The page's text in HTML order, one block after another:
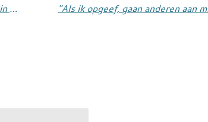
Hoe mijn heldhaftigheid de lucht in knalde en verdween